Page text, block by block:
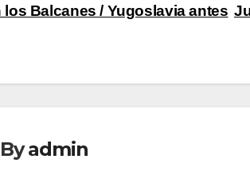
los Balcanes / Yugoslavia antes
Byadmin